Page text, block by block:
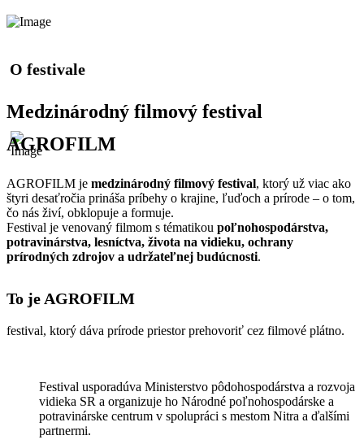
O festivale
Medzinárodný filmový festival
AGROFILM
AGROFILM je medzinárodný filmový festival, ktorý už viac ako
štyri desaťročia prináša príbehy o krajine, ľuďoch a prírode – o tom,
čo nás živí, obklopuje a formuje.
Festival je venovaný filmom s tématikou poľnohospodárstva,
potravinárstva, lesníctva, života na vidieku, ochrany
prírodných zdrojov a udržateľnej budúcnosti.
To je AGROFILM
festival, ktorý dáva prírode priestor prehovoriť cez filmové plátno.
Festival usporadúva Ministerstvo pôdohospodárstva a rozvoja
vidieka SR a organizuje ho Národné poľnohospodárske a
potravinárske centrum v spolupráci s mestom Nitra a ďalšími
partnermi.